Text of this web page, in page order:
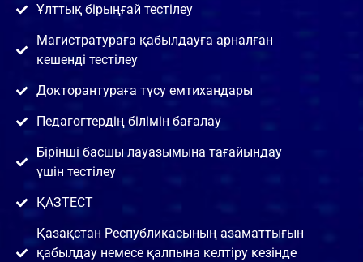
Ұлттық бірыңғай тестілеу
Магистратураға қабылдауға арналған
кешенді тестілеу
Докторантураға түсу емтихандары
Педагогтердің білімін бағалау
Бірінші басшы лауазымына тағайындау
үшін тестілеу
ҚАЗТЕСТ
Қазақстан Республикасының азаматтығын
қабылдау немесе қалпына келтіру кезінде